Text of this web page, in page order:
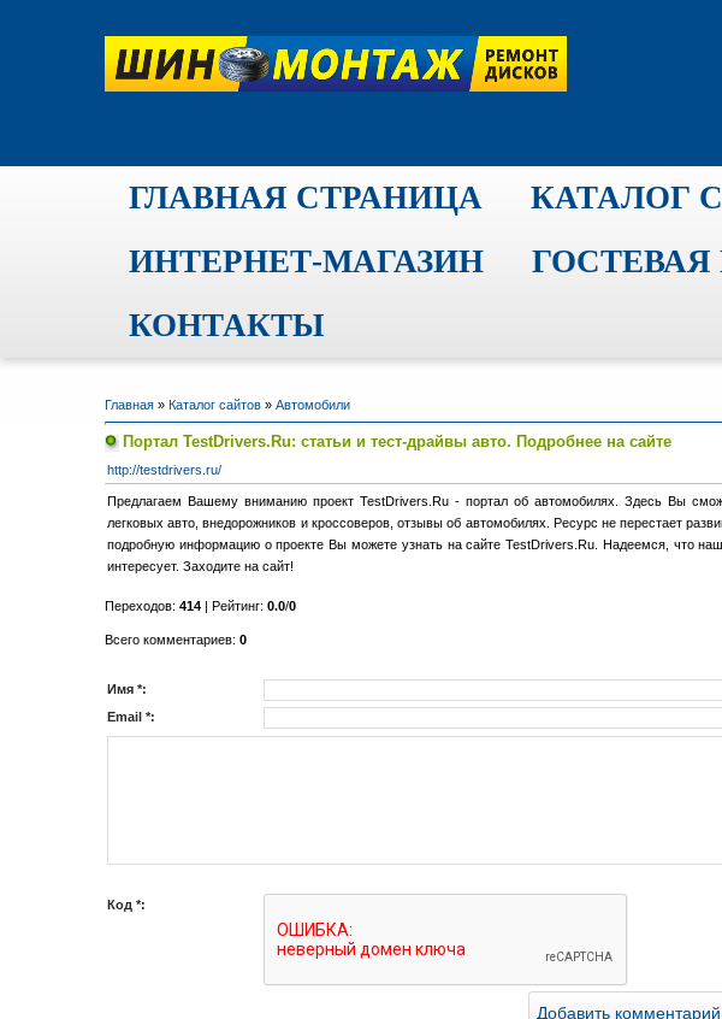
ГЛАВНАЯ СТРАНИЦА КАТАЛОГ
ИНТЕРНЕТ-МАГАЗИН
ГОСТЕВАЯ
КОНТАКТЫ
Главная » Каталог сайтов » Автомобили
Портал TestDrivers.Ru: статьи и тест-драйвы авто. Подробнее на сайте
http://testdrivers.ru/
Предлагаем Вашему вниманию проект TestDrivers.Ru - портал об автомобилях. Здесь Вы
легковых авто, внедорожников и кроссоверов, отзывы об автомобилях. Ресурс не перестает
подробную информацию о проекте Вы можете узнать на сайте TestDrivers.Ru. Надеемся, что
интересует. Заходите на сайт!
Переходов: 414 | Рейтинг: 0.0/0
Всего комментариев: 0
Имя *:
Email *:
Код *: